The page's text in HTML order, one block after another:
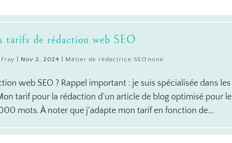
tarifs de rédaction web SEO
Nov 2, 2024 Métier de rédactrice SEO
web SEO ? Rappel important : je suis spécialisée dans les
tarif pour la rédaction d’un article de blog optimisé pour le
mots. À noter que j’adapte mon tarif en fonction de...